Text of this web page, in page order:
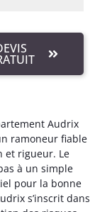
Audrix
ramoneur fiable
et rigueur. Le
à un simple
pour la bonne
s’inscrit dans